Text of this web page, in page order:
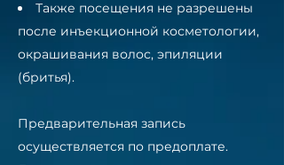
Также посещения не разрешены
после инъекционной косметологии,
окрашивания волос, эпиляции
(бритья).
Предварительная запись
осуществляется по предоплате.